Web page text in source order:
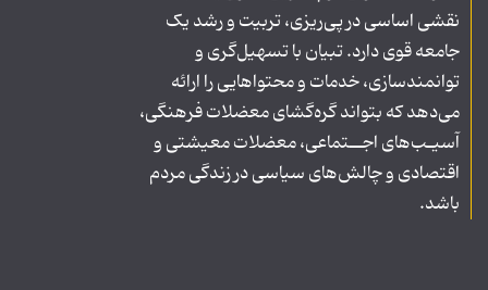
نقشی اساسی در پی‌ریزی، تربیت و رشد یک
جامعه قوی دارد. تبیان با تسهیل‌گری و
توانمندسازی، خدمات و محتواهایی را ارائه
می‌دهد که بتواند گره‌گشای معضلات فرهنگی،
آسیـب‌های اجــتماعی، معضلات معیشتی و
اقتصادی و چالش‌های سیاسی در زندگی مردم
باشد.